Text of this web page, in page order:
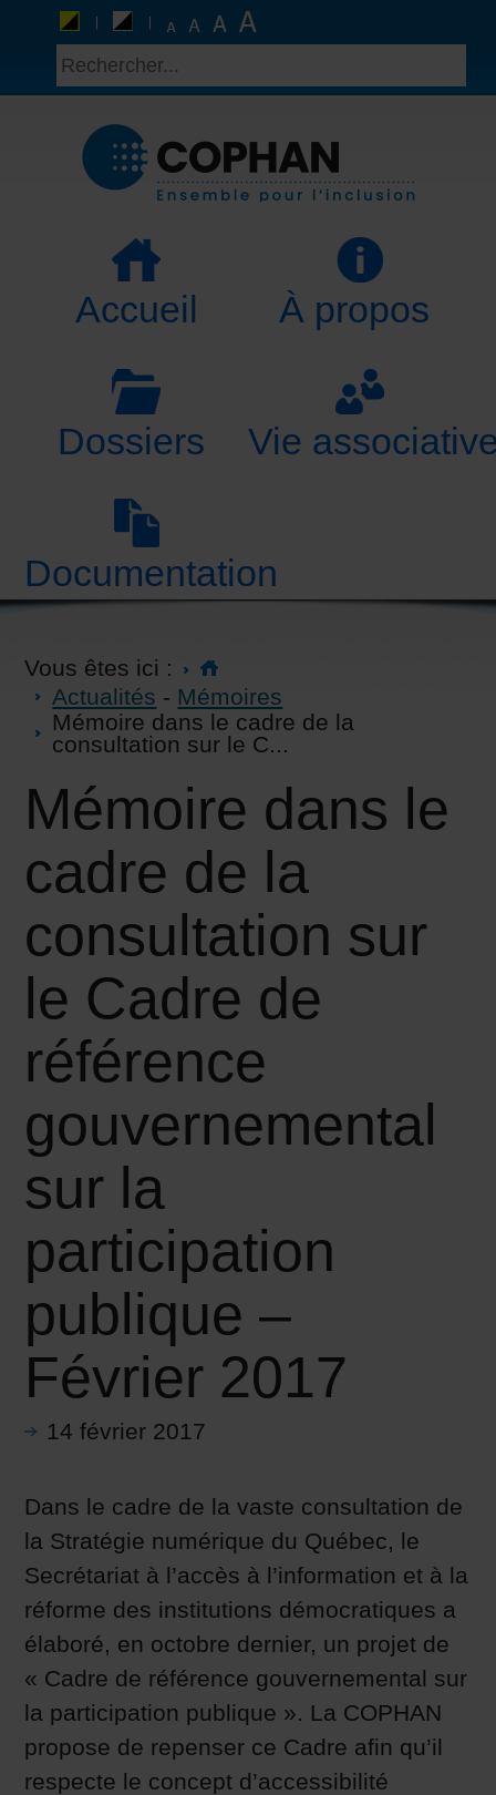
Accueil À propos
Dossiers Vie
Documentation
Vous êtes ici :
Actualités - Mémoires
Mémoire dans le cadre de la
consultation sur le C...
Mémoire dans le
cadre de la
consultation sur
le Cadre de
référence
gouvernemental
sur la
participation
publique –
Février 2017
14 février 2017
Dans le cadre de la vaste consultation de
la Stratégie numérique du Québec, le
Secrétariat à l’accès à l’information et à la
réforme des institutions démocratiques a
élaboré, en octobre dernier, un projet de
« Cadre de référence gouvernemental sur
la participation publique ». La COPHAN
propose de repenser ce Cadre afin qu’il
respecte le concept d’accessibilité